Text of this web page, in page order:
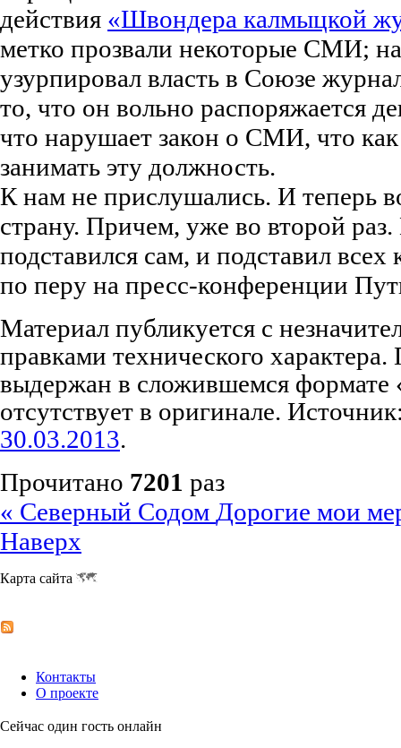
действия «Швондера калмыцкой
метко прозвали некоторые СМИ;
узурпировал власть в Союзе
то, что он вольно распоряжается
что нарушает закон о СМИ, что
занимать эту должность.
К нам не прислушались. И теперь
страну. Причем, уже во второй
подставился сам, и подставил
по перу на пресс-конференции
Материал публикуется с
правками технического характера.
выдержан в сложившемся формате
отсутствует в оригинале.
30.03.2013.
Прочитано 7201 раз
« Северный Содом Дорогие мои
Наверх
Карта сайта
Контакты
О проекте
Сейчас один гость онлайн